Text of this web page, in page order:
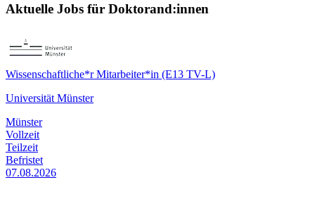
Aktuelle Jobs für Doktorand:innen
Wissenschaftliche*r Mitarbeiter*in (E13 TV-L)
Universität Münster
Münster
Vollzeit
Teilzeit
Befristet
07.08.2026